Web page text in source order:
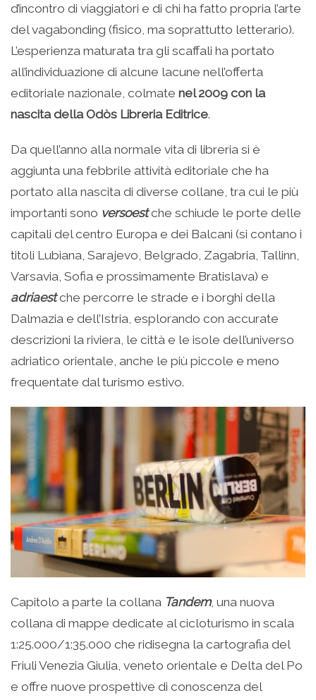
d’incontro di viaggiatori e di chi ha fatto propria l’arte
del vagabonding (fisico, ma soprattutto letterario).
L’esperienza maturata tra gli scaffali ha portato
all’individuazione di alcune lacune nell’offerta
editoriale nazionale, colmate nel 2009 con la
nascita della Odòs Libreria Editrice.
Da quell’anno alla normale vita di libreria si è
aggiunta una febbrile attività editoriale che ha
portato alla nascita di diverse collane, tra cui le più
importanti sono versoest che schiude le porte delle
capitali del centro Europa e dei Balcani (si contano i
titoli Lubiana, Sarajevo, Belgrado, Zagabria, Tallinn,
Varsavia, Sofia e prossimamente Bratislava) e
adriaest che percorre le strade e i borghi della
Dalmazia e dell’Istria, esplorando con accurate
descrizioni la riviera, le città e le isole dell’universo
adriatico orientale, anche le più piccole e meno
frequentate dal turismo estivo.
Capitolo a parte la collana Tandem, una nuova
collana di mappe dedicate al cicloturismo in scala
1:25.000/1:35.000 che ridisegna la cartografia del
Friuli Venezia Giulia, veneto orientale e Delta del Po
e offre nuove prospettive di conoscenza del